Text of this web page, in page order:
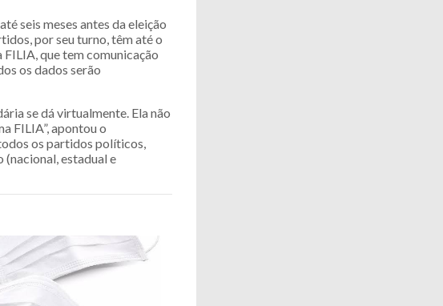
seis meses antes da eleição
por seu turno, têm até o
que tem comunicação
os dados serão
se dá virtualmente. Ela não
FILIA”, apontou o
os partidos políticos,
estadual e